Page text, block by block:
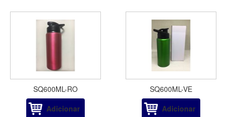
SQ600ML-RO
Adicionar
SQ600ML-VE
Adicionar